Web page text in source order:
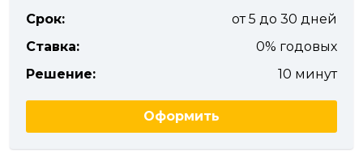
Срок:
от 5 до 30 дней
Ставка:
0% годовых
Решение:
10 минут
Оформить